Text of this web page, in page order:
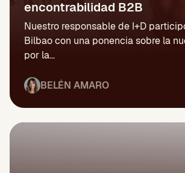
encontrabilidad B2B
Nuestro responsable de I+D
Bilbao con una ponencia sobre la
por la...
BELÉN AMARO